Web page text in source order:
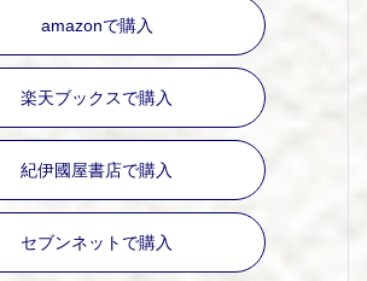
amazonで購入
楽天ブックスで購入
紀伊國屋書店で購入
セブンネットで購入